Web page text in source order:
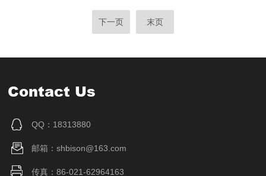
下一页 末页
Contact Us
QQ：18313880
邮箱：shbison@163.com
传真：86-021-62964163